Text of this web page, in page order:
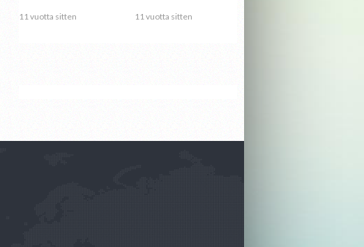
11 vuotta sitten 11 vuotta sitten